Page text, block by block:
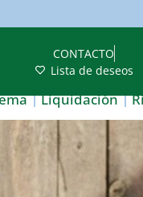
CONTACTO
Lista de deseos
Liquidación